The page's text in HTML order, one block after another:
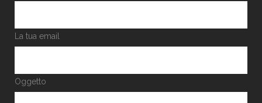
La tua email
Oggetto